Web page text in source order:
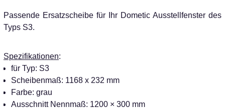
Passende Ersatzscheibe für Ihr Dometic Ausstellfenster des
Typs S3.
Spezifikationen:
für Typ: S3
Scheibenmaß: 1168 x 232 mm
Farbe: grau
Ausschnitt Nennmaß: 1200 × 300 mm